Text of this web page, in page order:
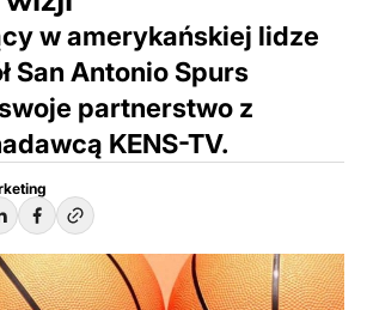
w amerykańskiej lidze
San Antonio Spurs
partnerstwo z
KENS-TV.